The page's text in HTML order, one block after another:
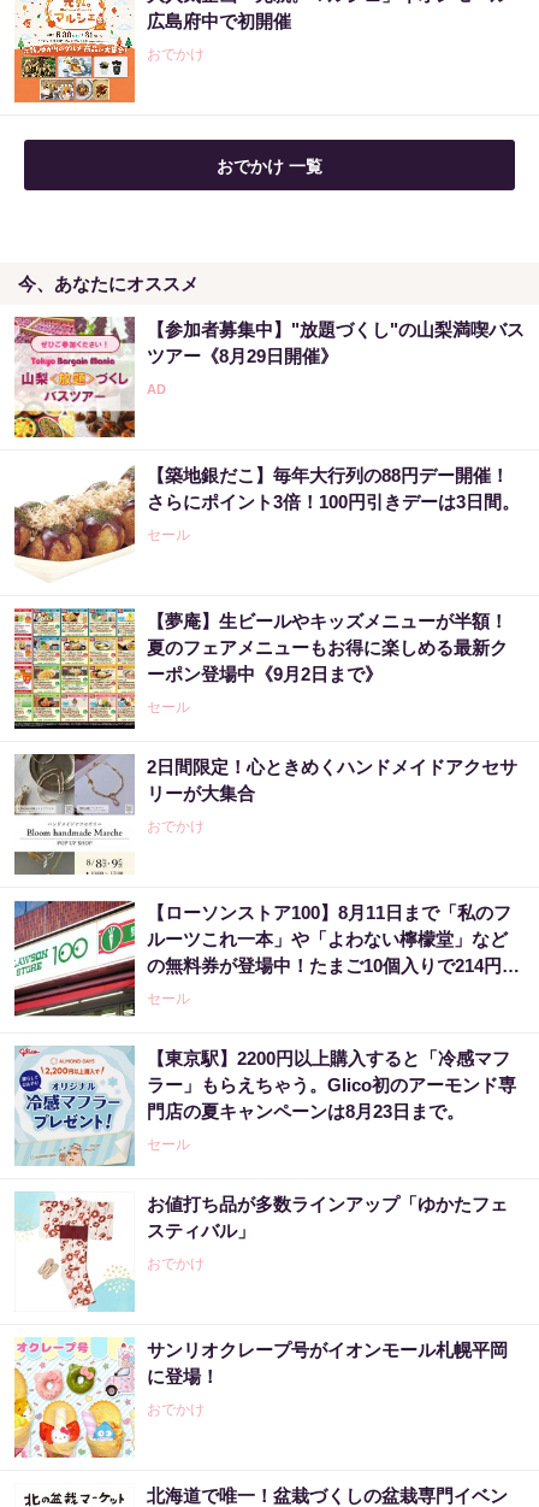
界的に活躍した天才が暴露
PR（Acoco.）
広島府中で初開催
おでかけ
おでかけ 一覧
今、あなたにオススメ
【参加者募集中】"放題づくし"の山梨満喫バス
ツアー《8月29日開催》
【築地銀だこ】毎年大行列の88円デー開催！
さらにポイント3倍！100円引きデーは3日間。
セール
【夢庵】生ビールやキッズメニューが半額！
夏のフェアメニューもお得に楽しめる最新ク
ーポン登場中《9月2日まで》
セール
2日間限定！心ときめくハンドメイドアクセサ
リーが大集合
おでかけ
【ローソンストア100】8月11日まで「私のフ
ルーツこれ一本」や「よわない檸檬堂」など
の無料券が登場中！たまご10個入りで214円な
どのお得企画も見逃せない。
セール
【東京駅】2200円以上購入すると「冷感マフ
ラー」もらえちゃう。Glico初のアーモンド専
門店の夏キャンペーンは8月23日まで。
セール
お値打ち品が多数ラインアップ「ゆかたフェ
スティバル」
おでかけ
サンリオクレープ号がイオンモール札幌平岡
に登場！
おでかけ
北海道で唯一！盆栽づくしの盆栽専門イベン